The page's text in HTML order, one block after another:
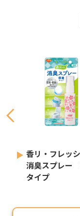
香リ・フレッ
消臭スプレー
タイプ